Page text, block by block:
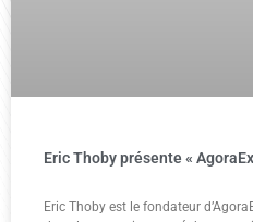
Eric Thoby présente «
Eric Thoby est le fondateur